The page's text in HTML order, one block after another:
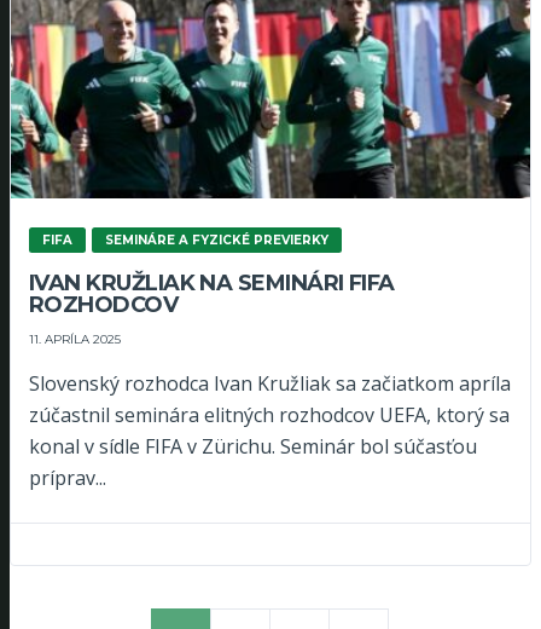
FIFA SEMINÁRE A FYZICKÉ PREVIERKY
IVAN KRUŽLIAK NA SEMINÁRI FIFA
ROZHODCOV
11. APRÍLA 2025
Slovenský rozhodca Ivan Kružliak sa začiatkom apríla
zúčastnil seminára elitných rozhodcov UEFA, ktorý sa
konal v sídle FIFA v Zürichu. Seminár bol súčasťou
príprav...